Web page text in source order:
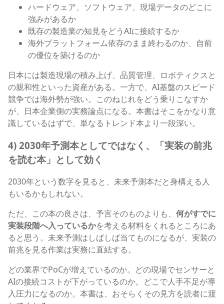
ハードウェア、ソフトウェア、現場データのどこに
強みがあるか
既存の製造業の知見をどうAIに接続するか
海外プラットフォーム依存のまま終わるのか、自前
の優位を築けるのか
日本には製造現場の積み上げ、品質管理、ロボティクスと
の親和性といった資産がある。一方で、AI基盤のスピード
競争では海外勢が強い。このねじれをどう乗りこなすか
が、日本企業側の実務論点になる。本書はそこをかなり意
識しているはずで、単なるトレンド本より一段深い。
4) 2030年予測本としてではなく、「実装の前兆
を読む本」として効く
2030年という数字を見ると、未来予測本だと身構える人
もいるかもしれない。
ただ、この本の良さは、予言そのものよりも、 何がすでに
実装段階へ入っているかを考える材料をくれるところにあ
ると思う。未来予測はしばしば当てものになるが、実装の
前兆を見る作業は実務に直結する。
どの業界でPoCが増えているのか。どの現場でセンサーと
AIの接続コストが下がっているのか。どこで人手不足が導
入圧力になるのか。本書は、おそらくその見方を読者に渡